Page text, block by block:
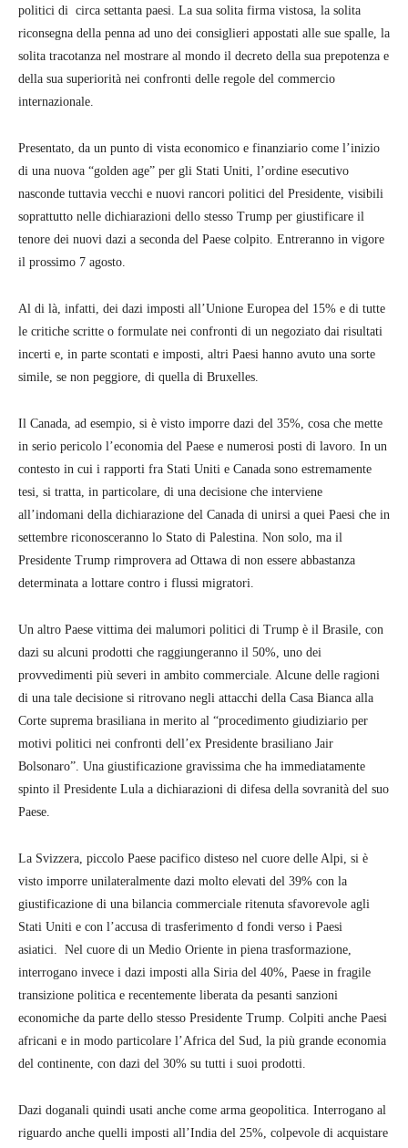
politici di circa settanta paesi. La sua solita firma vistosa, la solita
riconsegna della penna ad uno dei consiglieri appostati alle sue spalle, la
solita tracotanza nel mostrare al mondo il decreto della sua prepotenza e
della sua superiorità nei confronti delle regole del commercio
internazionale.
Presentato, da un punto di vista economico e finanziario come l’inizio
di una nuova “golden age” per gli Stati Uniti, l’ordine esecutivo
nasconde tuttavia vecchi e nuovi rancori politici del Presidente, visibili
soprattutto nelle dichiarazioni dello stesso Trump per giustificare il
tenore dei nuovi dazi a seconda del Paese colpito. Entreranno in vigore
il prossimo 7 agosto.
Al di là, infatti, dei dazi imposti all’Unione Europea del 15% e di tutte
le critiche scritte o formulate nei confronti di un negoziato dai risultati
incerti e, in parte scontati e imposti, altri Paesi hanno avuto una sorte
simile, se non peggiore, di quella di Bruxelles.
Il Canada, ad esempio, si è visto imporre dazi del 35%, cosa che mette
in serio pericolo l’economia del Paese e numerosi posti di lavoro. In un
contesto in cui i rapporti fra Stati Uniti e Canada sono estremamente
tesi, si tratta, in particolare, di una decisione che interviene
all’indomani della dichiarazione del Canada di unirsi a quei Paesi che in
settembre riconosceranno lo Stato di Palestina. Non solo, ma il
Presidente Trump rimprovera ad Ottawa di non essere abbastanza
determinata a lottare contro i flussi migratori.
Un altro Paese vittima dei malumori politici di Trump è il Brasile, con
dazi su alcuni prodotti che raggiungeranno il 50%, uno dei
provvedimenti più severi in ambito commerciale. Alcune delle ragioni
di una tale decisione si ritrovano negli attacchi della Casa Bianca alla
Corte suprema brasiliana in merito al “procedimento giudiziario per
motivi politici nei confronti dell’ex Presidente brasiliano Jair
Bolsonaro”. Una giustificazione gravissima che ha immediatamente
spinto il Presidente Lula a dichiarazioni di difesa della sovranità del suo
Paese.
La Svizzera, piccolo Paese pacifico disteso nel cuore delle Alpi, si è
visto imporre unilateralmente dazi molto elevati del 39% con la
giustificazione di una bilancia commerciale ritenuta sfavorevole agli
Stati Uniti e con l’accusa di trasferimento d fondi verso i Paesi
asiatici. Nel cuore di un Medio Oriente in piena trasformazione,
interrogano invece i dazi imposti alla Siria del 40%, Paese in fragile
transizione politica e recentemente liberata da pesanti sanzioni
economiche da parte dello stesso Presidente Trump. Colpiti anche Paesi
africani e in modo particolare l’Africa del Sud, la più grande economia
del continente, con dazi del 30% su tutti i suoi prodotti.
Dazi doganali quindi usati anche come arma geopolitica. Interrogano al
riguardo anche quelli imposti all’India del 25%, colpevole di acquistare